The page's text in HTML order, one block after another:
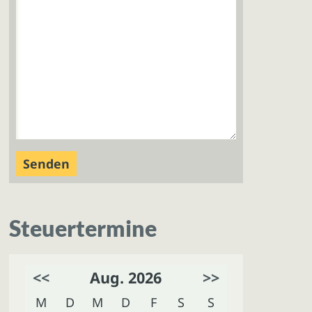
Steuertermine
<< Aug. 2026 >>
M D M D F S S